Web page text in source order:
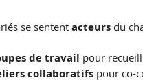
se sentent acteurs du
de travail pour
collaboratifs pour co-